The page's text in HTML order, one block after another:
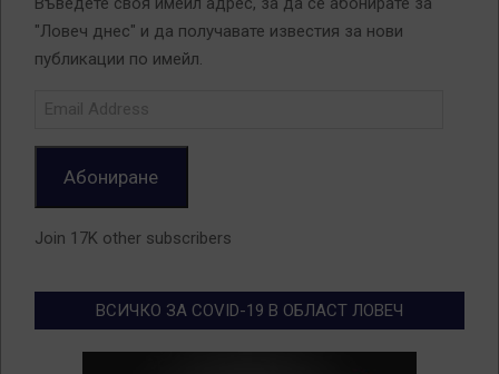
"Ловеч днес" и да получавате известия за нови
публикации по имейл.
Абониране
Join 17K other subscribers
ВСИЧКО ЗА COVID-19 В ОБЛАСТ ЛОВЕЧ